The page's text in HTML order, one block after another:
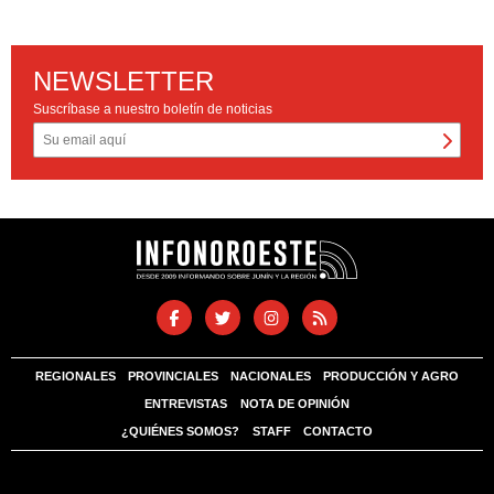
NEWSLETTER
Suscríbase a nuestro boletín de noticias
REGIONALES PROVINCIALES NACIONALES PRODUCCIÓN Y AGRO
ENTREVISTAS NOTA DE OPINIÓN
¿QUIÉNES SOMOS? STAFF CONTACTO